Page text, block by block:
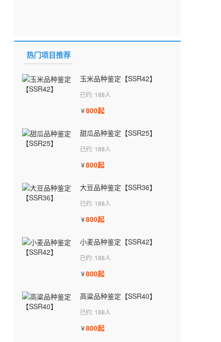
热门项目推荐
玉米品种鉴定【SSR42】
已约: 188人
￥800起
甜瓜品种鉴定【SSR25】
已约: 188人
￥800起
大豆品种鉴定【SSR36】
已约: 188人
￥800起
小麦品种鉴定【SSR42】
已约: 188人
￥800起
高粱品种鉴定【SSR40】
已约: 188人
￥800起